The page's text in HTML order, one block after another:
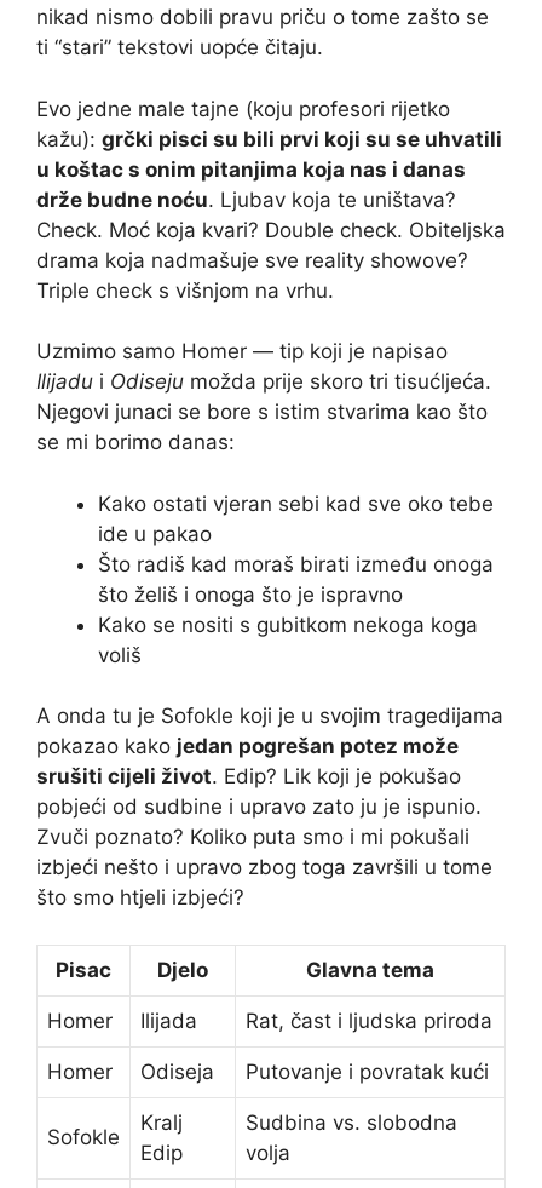
nikad nismo dobili pravu priču o tome zašto se
ti “stari” tekstovi uopće čitaju.
Evo jedne male tajne (koju profesori rijetko
kažu): grčki pisci su bili prvi koji su se uhvatili
u koštac s onim pitanjima koja nas i danas
drže budne noću. Ljubav koja te uništava?
Check. Moć koja kvari? Double check. Obiteljska
drama koja nadmašuje sve reality showove?
Triple check s višnjom na vrhu.
Uzmimo samo Homer — tip koji je napisao
Ilijadu i Odiseju možda prije skoro tri tisućljeća.
Njegovi junaci se bore s istim stvarima kao što
se mi borimo danas:
Kako ostati vjeran sebi kad sve oko tebe
ide u pakao
Što radiš kad moraš birati između onoga
što želiš i onoga što je ispravno
Kako se nositi s gubitkom nekoga koga
voliš
A onda tu je Sofokle koji je u svojim tragedijama
pokazao kako jedan pogrešan potez može
srušiti cijeli život. Edip? Lik koji je pokušao
pobjeći od sudbine i upravo zato ju je ispunio.
Zvuči poznato? Koliko puta smo i mi pokušali
izbjeći nešto i upravo zbog toga završili u tome
što smo htjeli izbjeći?
Pisac Djelo Glavna tema
Homer Ilijada Rat, čast i ljudska priroda
Homer Odiseja Putovanje i povratak kući
Sofokle
Kralj
Edip
Sudbina vs. slobodna
volja